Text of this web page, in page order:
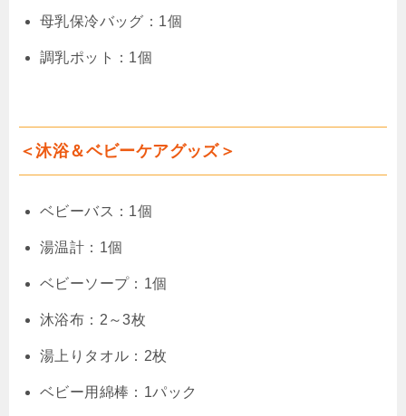
母乳保冷バッグ：1個
調乳ポット：1個
＜沐浴＆ベビーケアグッズ＞
ベビーバス：1個
湯温計：1個
ベビーソープ：1個
沐浴布：2～3枚
湯上りタオル：2枚
ベビー用綿棒：1パック